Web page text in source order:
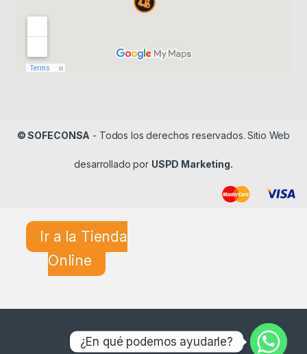
© SOFECONSA - Todos los derechos reservados. Sitio Web
desarrollado por USPD Marketing.
Ir a la Tienda
Online
¿En qué podemos ayudarle?